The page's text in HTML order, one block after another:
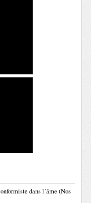
dans l’âme (Nos